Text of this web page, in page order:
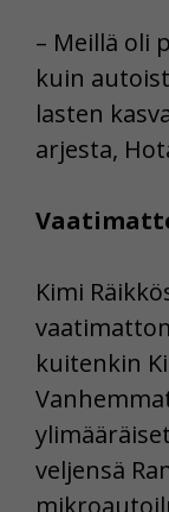
– Meillä oli
kuin
lasten
arjesta,
Kimi
kuitenkin
veljensä